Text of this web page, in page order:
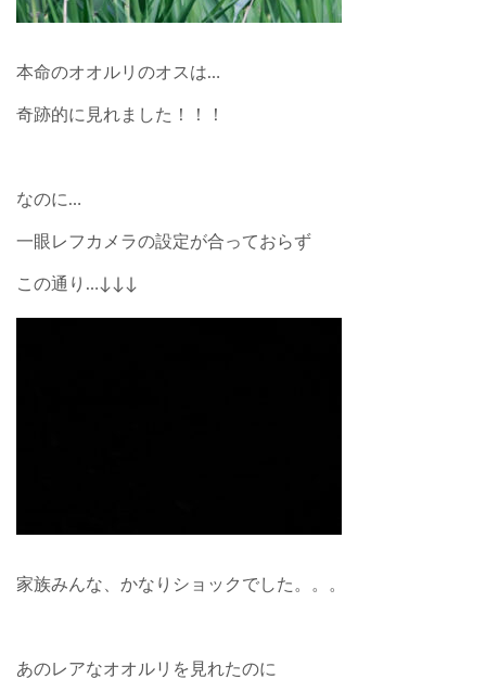
本命のオオルリのオスは…
奇跡的に見れました！！！
なのに…
一眼レフカメラの設定が合っておらず
この通り…↓↓↓
家族みんな、かなりショックでした。。。
あのレアなオオルリを見れたのに